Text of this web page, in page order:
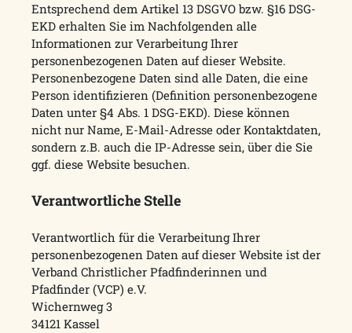
Entsprechend dem Artikel 13 DSGVO bzw. §16 DSG-
EKD erhalten Sie im Nachfolgenden alle
Informationen zur Verarbeitung Ihrer
personenbezogenen Daten auf dieser Website.
Personenbezogene Daten sind alle Daten, die eine
Person identifizieren (Definition personenbezogene
Daten unter §4 Abs. 1 DSG-EKD). Diese können
nicht nur Name, E-Mail-Adresse oder Kontaktdaten,
sondern z.B. auch die IP-Adresse sein, über die Sie
ggf. diese Website besuchen.
Verantwortliche Stelle
Verantwortlich für die Verarbeitung Ihrer
personenbezogenen Daten auf dieser Website ist der
Verband Christlicher Pfadfinderinnen und
Pfadfinder (VCP) e.V.
Wichernweg 3
34121 Kassel